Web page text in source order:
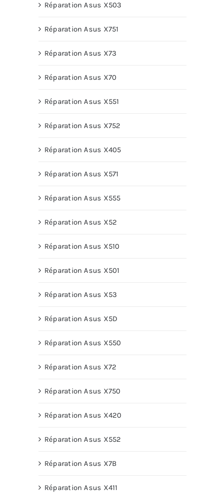
Réparation Asus X503
Réparation Asus X751
Réparation Asus X73
Réparation Asus X70
Réparation Asus X551
Réparation Asus X752
Réparation Asus X405
Réparation Asus X571
Réparation Asus X555
Réparation Asus X52
Réparation Asus X510
Réparation Asus X501
Réparation Asus X53
Réparation Asus X5D
Réparation Asus X550
Réparation Asus X72
Réparation Asus X750
Réparation Asus X420
Réparation Asus X552
Réparation Asus X7B
Réparation Asus X411